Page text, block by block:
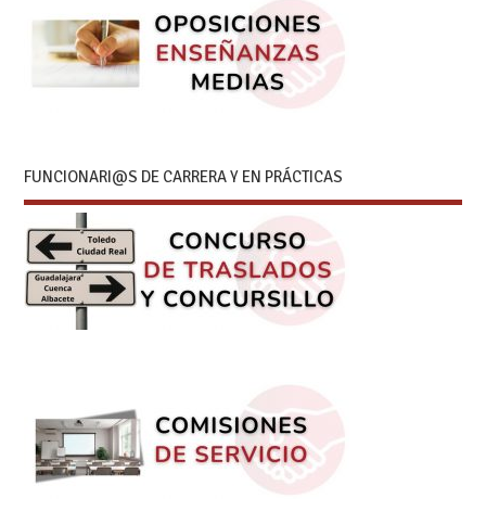
FUNCIONARI@S DE CARRERA Y EN PRÁCTICAS